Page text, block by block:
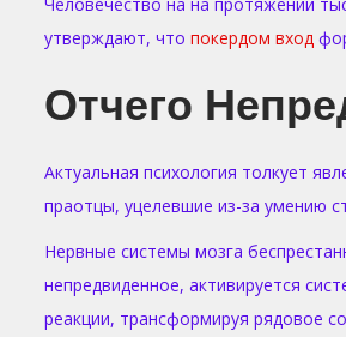
o
утверждают, что покердом вход
Отчего
Актуальная психология толкует
праотцы, уцелевшие из-за умению
Нервные системы мозга
непредвиденное, активируется
реакции, трансформируя рядовое